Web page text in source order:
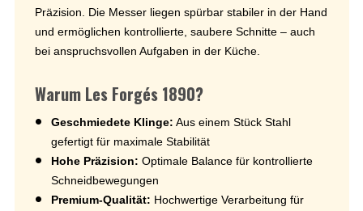
Präzision. Die Messer liegen spürbar stabiler in der Hand
und ermöglichen kontrollierte, saubere Schnitte – auch
bei anspruchsvollen Aufgaben in der Küche.
Warum Les Forgés 1890?
Geschmiedete Klinge: Aus einem Stück Stahl
gefertigt für maximale Stabilität
Hohe Präzision: Optimale Balance für kontrollierte
Schneidbewegungen
Premium-Qualität: Hochwertige Verarbeitung für